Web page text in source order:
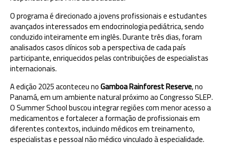
O programa é direcionado a jovens profissionais e estudantes
avançados interessados em endocrinologia pediátrica, sendo
conduzido inteiramente em inglês. Durante três dias, foram
analisados casos clínicos sob a perspectiva de cada país
participante, enriquecidos pelas contribuições de especialistas
internacionais.
A edição 2025 aconteceu noGamboa Rainforest Reserve, no
Panamá, em um ambiente natural próximo ao Congresso SLEP.
O Summer School buscou integrar regiões com menor acesso a
medicamentos e fortalecer a formação de profissionais em
diferentes contextos, incluindo médicos em treinamento,
especialistas e pessoal não médico vinculado à especialidade.